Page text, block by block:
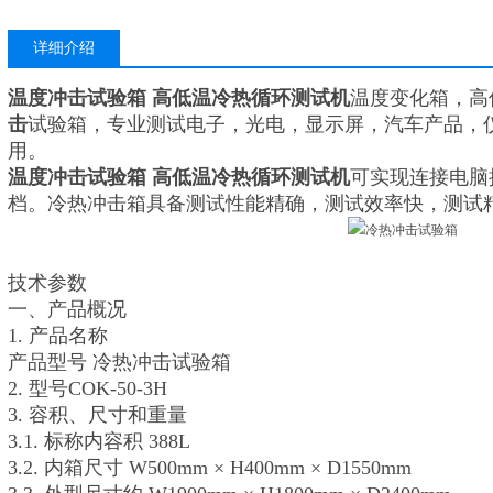
详细介绍
温度冲击试验箱 高低温冷热循环测试机温度变化箱，
击试验箱，专业测试电子，光电，显示屏，汽车产品
用。
温度冲击试验箱 高低温冷热循环测试机可实现连接电
档。冷热冲击箱具备测试性能精确，测试效率快，测试
技术参数
一、产品概况
1. 产品名称
产品型号 冷热冲击试验箱
2. 型号COK-50-3H
3. 容积、尺寸和重量
3.1. 标称内容积 388L
3.2. 内箱尺寸 W500mm × H400mm × D1550mm